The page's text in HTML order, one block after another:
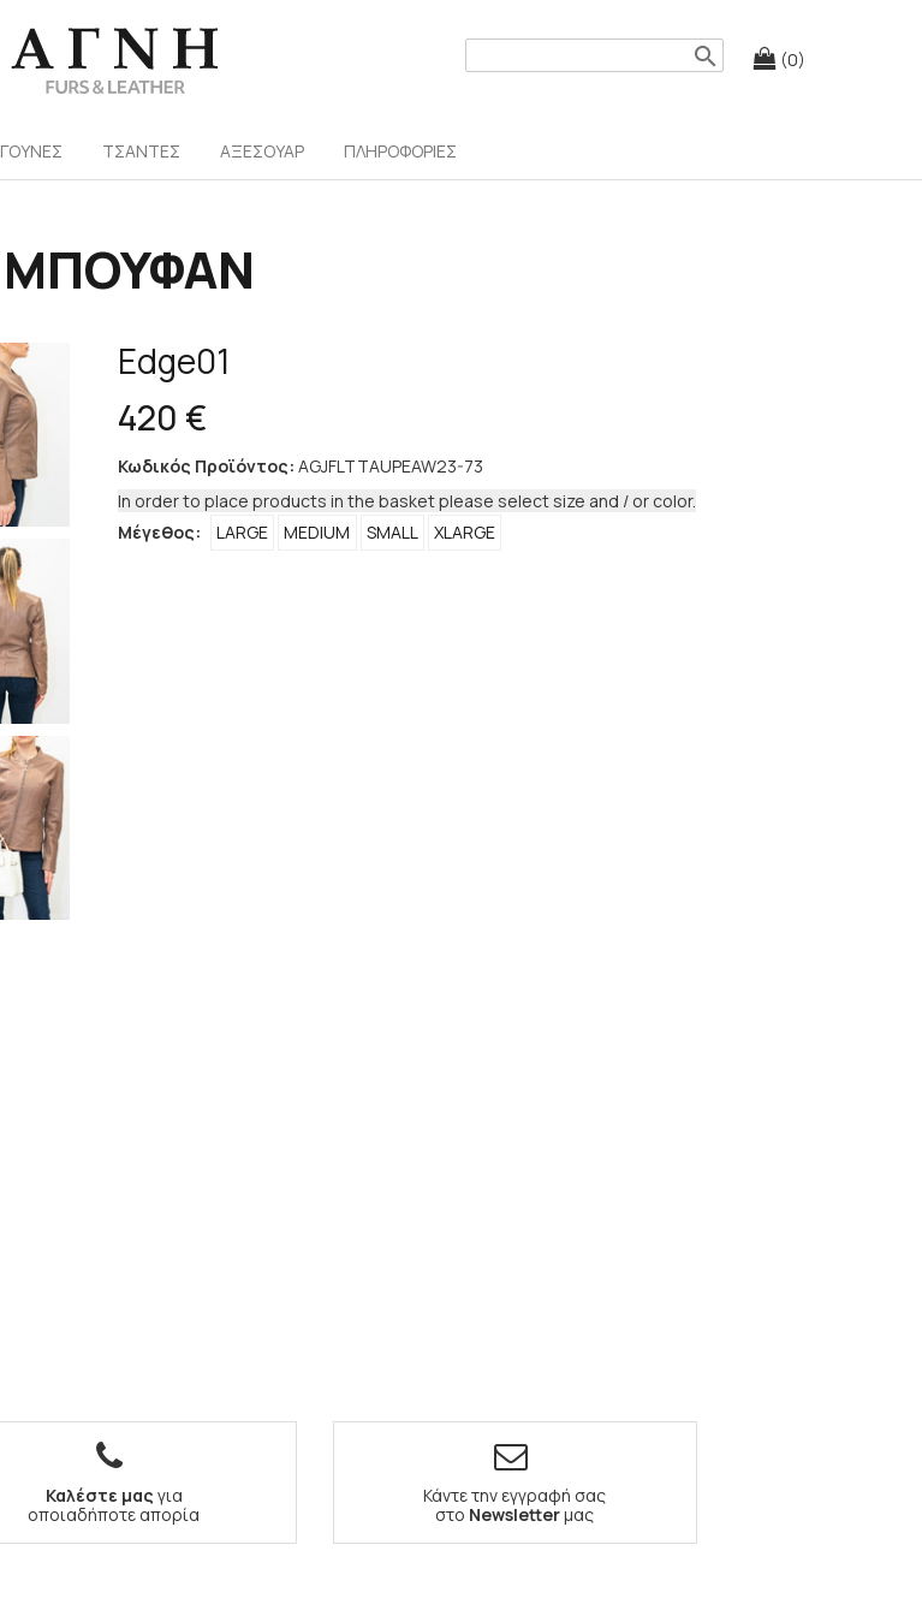
(0)
search
ΓΟΥΝΕΣ ΤΣΑΝΤΕΣ ΑΞΕΣΟΥΑΡ ΠΛΗΡΟΦΟΡΙΕΣ
ΜΠΟΥΦΑΝ
Edge01
420 €
Κωδικός Προϊόντος: AGJFLTTAUPEAW23-73
In order to place products in the basket please select size and / or color.
Μέγεθος:
LARGE MEDIUM SMALL XLARGE
Καλέστε μας για
οποιαδήποτε απορία
Κάντε την εγγραφή σας
στο Newsletterμας